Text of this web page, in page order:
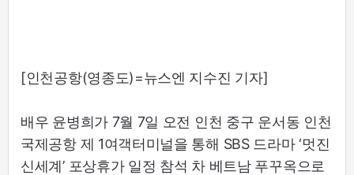
[인천공항(영종도)=뉴스엔 지수진 기자]
배우 윤병희가 7월 7일 오전 인천 중구 운서동 인천
국제공항 제 1여객터미널을 통해 SBS 드라마 ‘멋진
신세계’ 포상휴가 일정 참석 차 베트남 푸꾸옥으로